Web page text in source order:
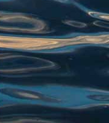
"105"
نیلے
رنگ
=
الفا
"
255